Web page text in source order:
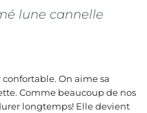
lune cannelle
On aime sa
Comme beaucoup de nos
longtemps! Elle devient